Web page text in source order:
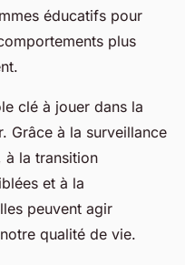
éducatifs pour
plus
clé à jouer dans la
Grâce à la surveillance
à la transition
et à la
peuvent agir
qualité de vie.